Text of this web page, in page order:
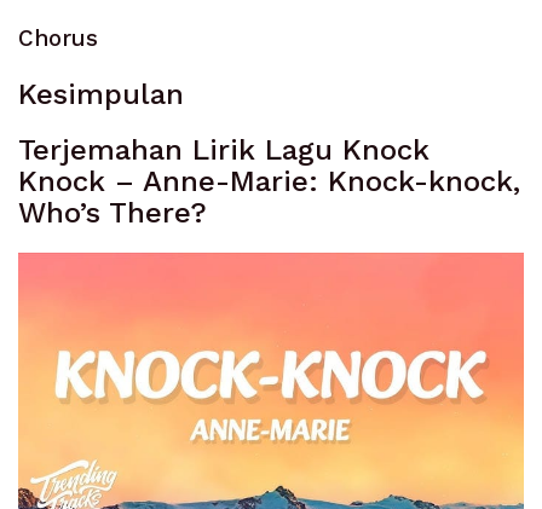
Chorus
Kesimpulan
Terjemahan Lirik Lagu Knock
Knock – Anne-Marie: Knock-knock,
Who’s There?